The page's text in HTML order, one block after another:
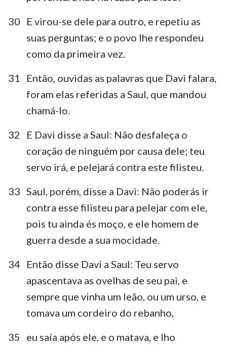
30
E virou-se dele para outro, e repetiu as
suas perguntas; e o povo lhe respondeu
como da primeira vez.
31
Então, ouvidas as palavras que Davi falara,
foram elas referidas a Saul, que mandou
chamá-lo.
32
E Davi disse a Saul: Não desfaleça o
coração de ninguém por causa dele; teu
servo irá, e pelejará contra este filisteu.
33 Saul, porém, disse a Davi: Não poderás ir
contra esse filisteu para pelejar com ele,
pois tu ainda és moço, e ele homem de
guerra desde a sua mocidade.
34
Então disse Davi a Saul: Teu servo
apascentava as ovelhas de seu pai, e
sempre que vinha um leão, ou um urso, e
tomava um cordeiro do rebanho,
35
eu saía após ele, e o matava, e lho